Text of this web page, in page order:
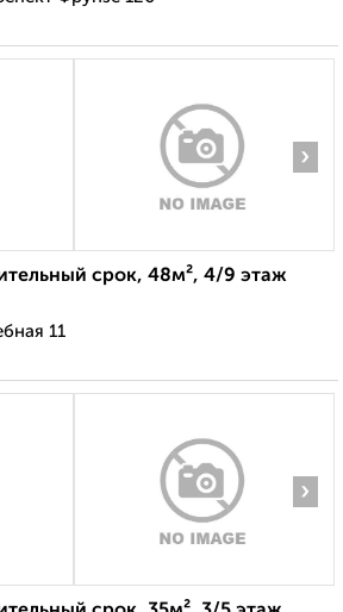
›
срок, 48м², 4/9 этаж
11
›